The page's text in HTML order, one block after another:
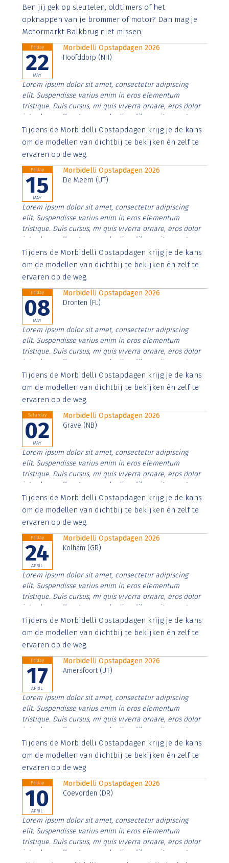
Aenean faucibus nibh et justo cursus id rutrum lorem
imperdiet. Nunc ut sem vitae risus tristique posuere.
Ben jij gek op sleutelen, oldtimers of het
opknappen van je brommer of motor? Dan mag je
Motormarkt Balkbrug niet missen.
Friday
22
MAY
Morbidelli Opstapdagen 2026
Hoofddorp (NH)
Lorem ipsum dolor sit amet, consectetur adipiscing
elit. Suspendisse varius enim in eros elementum
tristique. Duis cursus, mi quis viverra ornare, eros dolor
interdum nulla, ut commodo diam libero vitae erat.
Aenean faucibus nibh et justo cursus id rutrum lorem
imperdiet. Nunc ut sem vitae risus tristique posuere.
Tijdens de Morbidelli Opstapdagen krijg je de kans
om de modellen van dichtbij te bekijken én zelf te
ervaren op de weg.
Friday
15
MAY
Morbidelli Opstapdagen 2026
De Meern (UT)
Lorem ipsum dolor sit amet, consectetur adipiscing
elit. Suspendisse varius enim in eros elementum
tristique. Duis cursus, mi quis viverra ornare, eros dolor
interdum nulla, ut commodo diam libero vitae erat.
Aenean faucibus nibh et justo cursus id rutrum lorem
imperdiet. Nunc ut sem vitae risus tristique posuere.
Tijdens de Morbidelli Opstapdagen krijg je de kans
om de modellen van dichtbij te bekijken én zelf te
ervaren op de weg.
Friday
08
MAY
Morbidelli Opstapdagen 2026
Dronten (FL)
Lorem ipsum dolor sit amet, consectetur adipiscing
elit. Suspendisse varius enim in eros elementum
tristique. Duis cursus, mi quis viverra ornare, eros dolor
interdum nulla, ut commodo diam libero vitae erat.
Aenean faucibus nibh et justo cursus id rutrum lorem
imperdiet. Nunc ut sem vitae risus tristique posuere.
Tijdens de Morbidelli Opstapdagen krijg je de kans
om de modellen van dichtbij te bekijken én zelf te
ervaren op de weg.
Saturday
02
MAY
Morbidelli Opstapdagen 2026
Grave (NB)
Lorem ipsum dolor sit amet, consectetur adipiscing
elit. Suspendisse varius enim in eros elementum
tristique. Duis cursus, mi quis viverra ornare, eros dolor
interdum nulla, ut commodo diam libero vitae erat.
Aenean faucibus nibh et justo cursus id rutrum lorem
imperdiet. Nunc ut sem vitae risus tristique posuere.
Tijdens de Morbidelli Opstapdagen krijg je de kans
om de modellen van dichtbij te bekijken én zelf te
ervaren op de weg.
Friday
24
APRIL
Morbidelli Opstapdagen 2026
Kolham (GR)
Lorem ipsum dolor sit amet, consectetur adipiscing
elit. Suspendisse varius enim in eros elementum
tristique. Duis cursus, mi quis viverra ornare, eros dolor
interdum nulla, ut commodo diam libero vitae erat.
Aenean faucibus nibh et justo cursus id rutrum lorem
imperdiet. Nunc ut sem vitae risus tristique posuere.
Tijdens de Morbidelli Opstapdagen krijg je de kans
om de modellen van dichtbij te bekijken én zelf te
ervaren op de weg.
Friday
17
APRIL
Morbidelli Opstapdagen 2026
Amersfoort (UT)
Lorem ipsum dolor sit amet, consectetur adipiscing
elit. Suspendisse varius enim in eros elementum
tristique. Duis cursus, mi quis viverra ornare, eros dolor
interdum nulla, ut commodo diam libero vitae erat.
Aenean faucibus nibh et justo cursus id rutrum lorem
imperdiet. Nunc ut sem vitae risus tristique posuere.
Tijdens de Morbidelli Opstapdagen krijg je de kans
om de modellen van dichtbij te bekijken én zelf te
ervaren op de weg
Friday
10
APRIL
Morbidelli Opstapdagen 2026
Coevorden (DR)
Lorem ipsum dolor sit amet, consectetur adipiscing
elit. Suspendisse varius enim in eros elementum
tristique. Duis cursus, mi quis viverra ornare, eros dolor
interdum nulla, ut commodo diam libero vitae erat.